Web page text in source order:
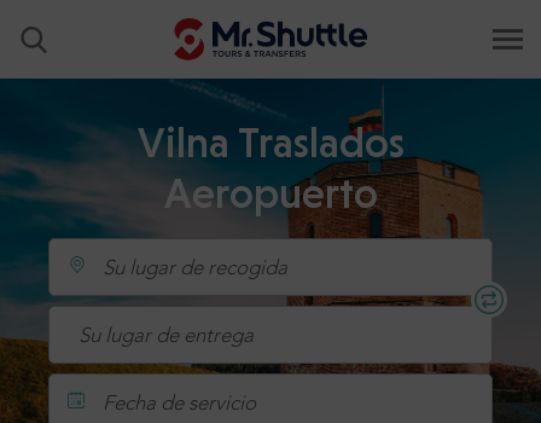
Vilna Traslados
Aeropuerto
Fecha de servicio